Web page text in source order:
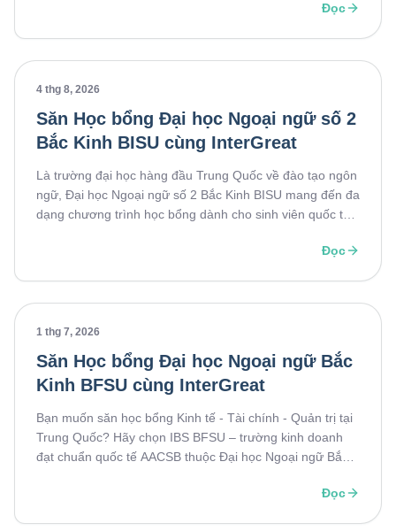
vấn 1-1, nâng cao tỷ lệ đỗ vào các trường Đại học hàng
Đọc
4 thg 8, 2026
Săn Học bổng Đại học Ngoại ngữ số 2
Bắc Kinh BISU cùng InterGreat
Là trường đại học hàng đầu Trung Quốc về đào tạo ngôn
ngữ, Đại học Ngoại ngữ số 2 Bắc Kinh BISU mang đến đa
dạng chương trình học bổng dành cho sinh viên quốc tế:
hội Miễn 25-100% học phí, miễn phí KTX, bảo hiểm và
Đọc
1 thg 7, 2026
Săn Học bổng Đại học Ngoại ngữ Bắc
Kinh BFSU cùng InterGreat
Bạn muốn săn học bổng Kinh tế - Tài chính - Quản trị tại
Trung Quốc? Hãy chọn IBS BFSU – trường kinh doanh
đạt chuẩn quốc tế AACSB thuộc Đại học Ngoại ngữ Bắc
cách là đối tác chiến lược lâu năm, InterGreat sẽ đồng
Đọc